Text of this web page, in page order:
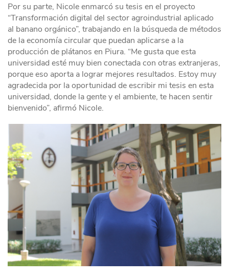
Por su parte, Nicole enmarcó su tesis en el proyecto
“Transformación digital del sector agroindustrial aplicado
al banano orgánico”, trabajando en la búsqueda de métodos
de la economía circular que puedan aplicarse a la
producción de plátanos en Piura. “Me gusta que esta
universidad esté muy bien conectada con otras extranjeras,
porque eso aporta a lograr mejores resultados. Estoy muy
agradecida por la oportunidad de escribir mi tesis en esta
universidad, donde la gente y el ambiente, te hacen sentir
bienvenido”, afirmó Nicole.